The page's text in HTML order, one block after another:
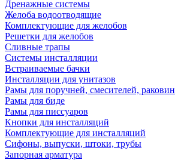
Дренажные системы
Желоба водоотводящие
Комплектующие для желобов
Решетки для желобов
Сливные трапы
Системы инсталляции
Встраиваемые бачки
Инсталляции для унитазов
Рамы для поручней, смесителей, раковин
Рамы для биде
Рамы для писсуаров
Кнопки для инсталляций
Комплектующие для инсталляций
Сифоны, выпуски, штоки, трубы
Запорная арматура